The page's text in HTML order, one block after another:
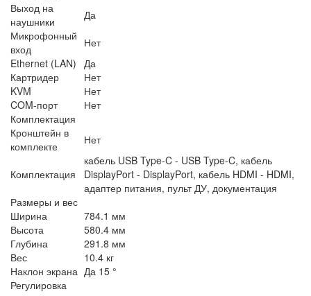
Выход на
наушники
Да
Микрофонный
вход
Нет
Ethernet (LAN)
Да
Картридер
Нет
KVM
Нет
COM-порт
Нет
Комплектация
Кронштейн в
комплекте
Нет
Комплектация
кабель USB Type-C - USB Type-C, кабель
DisplayPort - DisplayPort, кабель HDMI - HDMI,
адаптер питания, пульт ДУ, документация
Размеры и вес
Ширина
784.1 мм
Высота
580.4 мм
Глубина
291.8 мм
Вес
10.4 кг
Наклон экрана Да 15 °
Регулировка